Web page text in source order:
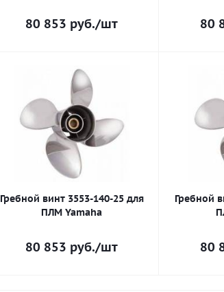
80 853 руб./шт 80
Гребной винт 3553-140-25 для
ПЛМ Yamaha
80 853 руб./шт
Гребной
80